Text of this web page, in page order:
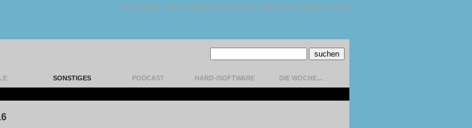
Unser Team | FAQ | Kontakt | Datenschutz | Impressum | Version 1.13.0.9
SONSTIGES PODCAST HARD-/SOFTWARE DIE WOCHE...